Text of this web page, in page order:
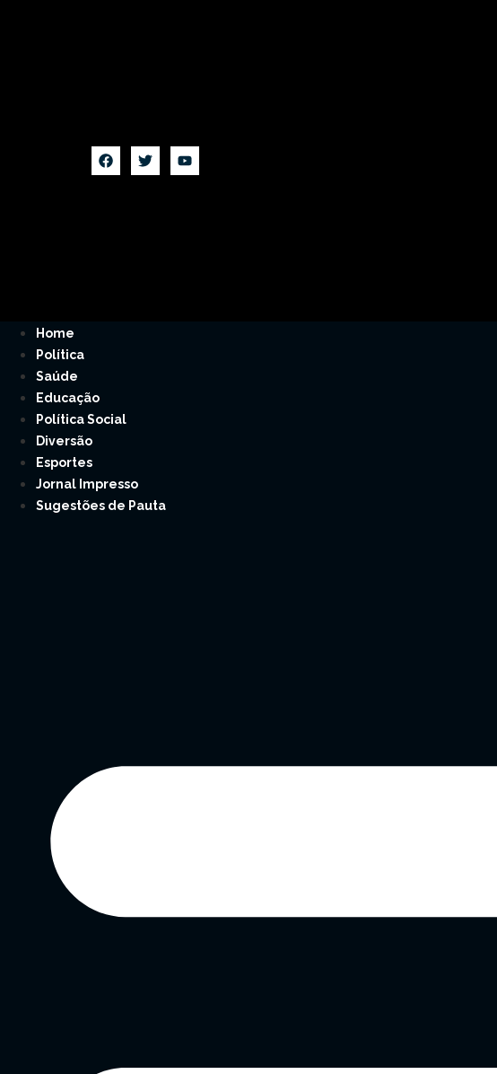
Home
Política
Saúde
Educação
Política Social
Diversão
Esportes
Jornal Impresso
Sugestões de Pauta